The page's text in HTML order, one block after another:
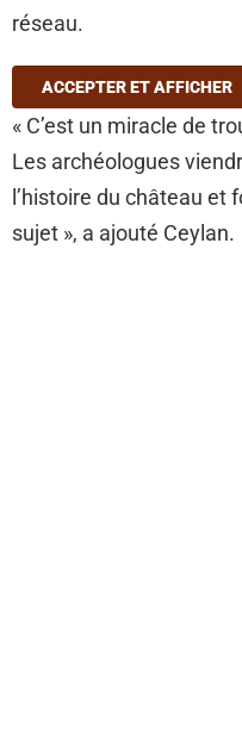
réseau.
ACCEPTER ET AFFICHER
« C’est un miracle de
Les archéologues
l’histoire du château et
sujet », a ajouté Ceylan.